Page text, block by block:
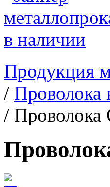
Продукция
/ Проволока
/